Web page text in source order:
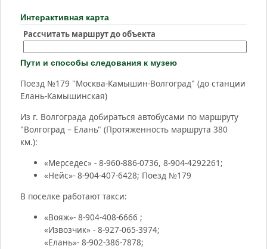
Интерактивная карта
Рассчитать маршрут до объекта
Пути и способы следования к музею
Поезд №179 "Москва-Камышин-Волгоград" (до станции
Елань-Камышинская)
Из г. Волгограда добираться автобусами по маршруту
"Волгоград – Елань" (Протяженность маршрута 380
км.):
«Мерседес» - 8-960-886-0736, 8-904-4292261;
«Нейс»- 8-904-407-6428; Поезд №179
В поселке работают такси:
«Вояж»- 8-904-408-6666 ;
«Извозчик» - 8-927-065-3974;
«Елань»- 8-902-386-7878;